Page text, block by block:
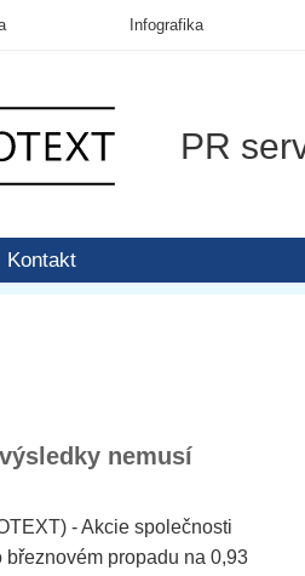
PR
Kontakt
Infografika
nemusí
- Akcie společnosti
propadu na 0,93